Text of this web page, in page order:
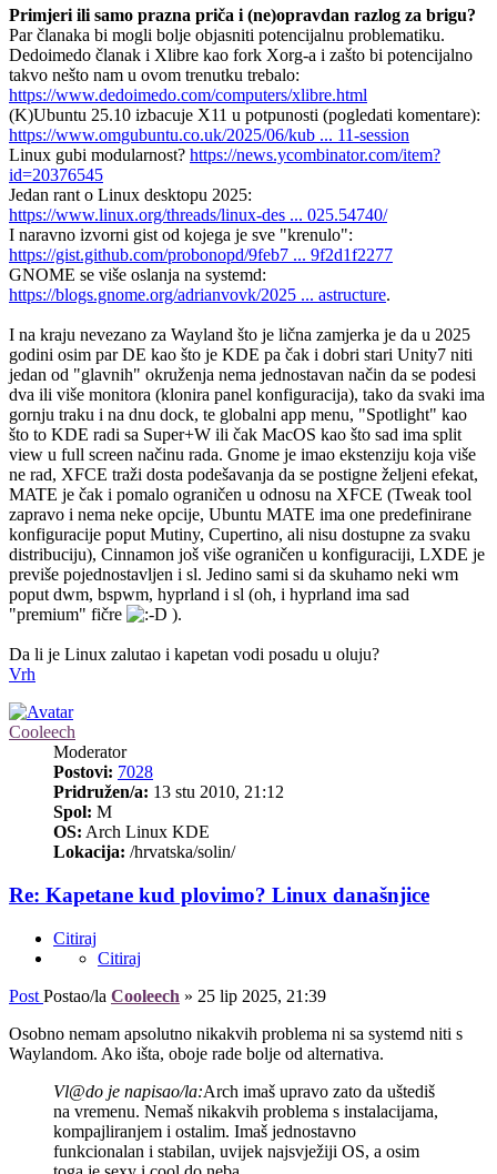
Primjeri ili samo prazna priča i (ne)opravdan razlog za brigu?
Par članaka bi mogli bolje objasniti potencijalnu problematiku.
Dedoimedo članak i Xlibre kao fork Xorg-a i zašto bi potencijalno
takvo nešto nam u ovom trenutku trebalo:
https://www.dedoimedo.com/computers/xlibre.html
(K)Ubuntu 25.10 izbacuje X11 u potpunosti (pogledati komentare):
https://www.omgubuntu.co.uk/2025/06/kub ... 11-session
Linux gubi modularnost? https://news.ycombinator.com/item?
id=20376545
Jedan rant o Linux desktopu 2025:
https://www.linux.org/threads/linux-des ... 025.54740/
I naravno izvorni gist od kojega je sve "krenulo":
https://gist.github.com/probonopd/9feb7 ... 9f2d1f2277
GNOME se više oslanja na systemd:
https://blogs.gnome.org/adrianvovk/2025 ... astructure.
I na kraju nevezano za Wayland što je lična zamjerka je da u 2025
godini osim par DE kao što je KDE pa čak i dobri stari Unity7 niti
jedan od "glavnih" okruženja nema jednostavan način da se podesi
dva ili više monitora (klonira panel konfiguracija), tako da svaki ima
gornju traku i na dnu dock, te globalni app menu, "Spotlight" kao
što to KDE radi sa Super+W ili čak MacOS kao što sad ima split
view u full screen načinu rada. Gnome je imao ekstenziju koja više
ne rad, XFCE traži dosta podešavanja da se postigne željeni efekat,
MATE je čak i pomalo ograničen u odnosu na XFCE (Tweak tool
zapravo i nema neke opcije, Ubuntu MATE ima one predefinirane
konfiguracije poput Mutiny, Cupertino, ali nisu dostupne za svaku
distribuciju), Cinnamon još više ograničen u konfiguraciji, LXDE je
previše pojednostavljen i sl. Jedino sami si da skuhamo neki wm
poput dwm, bspwm, hyprland i sl (oh, i hyprland ima sad
"premium" fičre
).
Da li je Linux zalutao i kapetan vodi posadu u oluju?
Vrh
Cooleech
Moderator
Postovi: 7028
Pridružen/a: 13 stu 2010, 21:12
Spol: M
OS: Arch Linux KDE
Lokacija: /hrvatska/solin/
Re: Kapetane kud plovimo? Linux današnjice
Citiraj
Citiraj
Post Postao/la Cooleech » 25 lip 2025, 21:39
Osobno nemam apsolutno nikakvih problema ni sa systemd niti s
Waylandom. Ako išta, oboje rade bolje od alternativa.
Vl@do je napisao/la:Arch imaš upravo zato da uštediš
na vremenu. Nemaš nikakvih problema s instalacijama,
kompajliranjem i ostalim. Imaš jednostavno
funkcionalan i stabilan, uvijek najsvježiji OS, a osim